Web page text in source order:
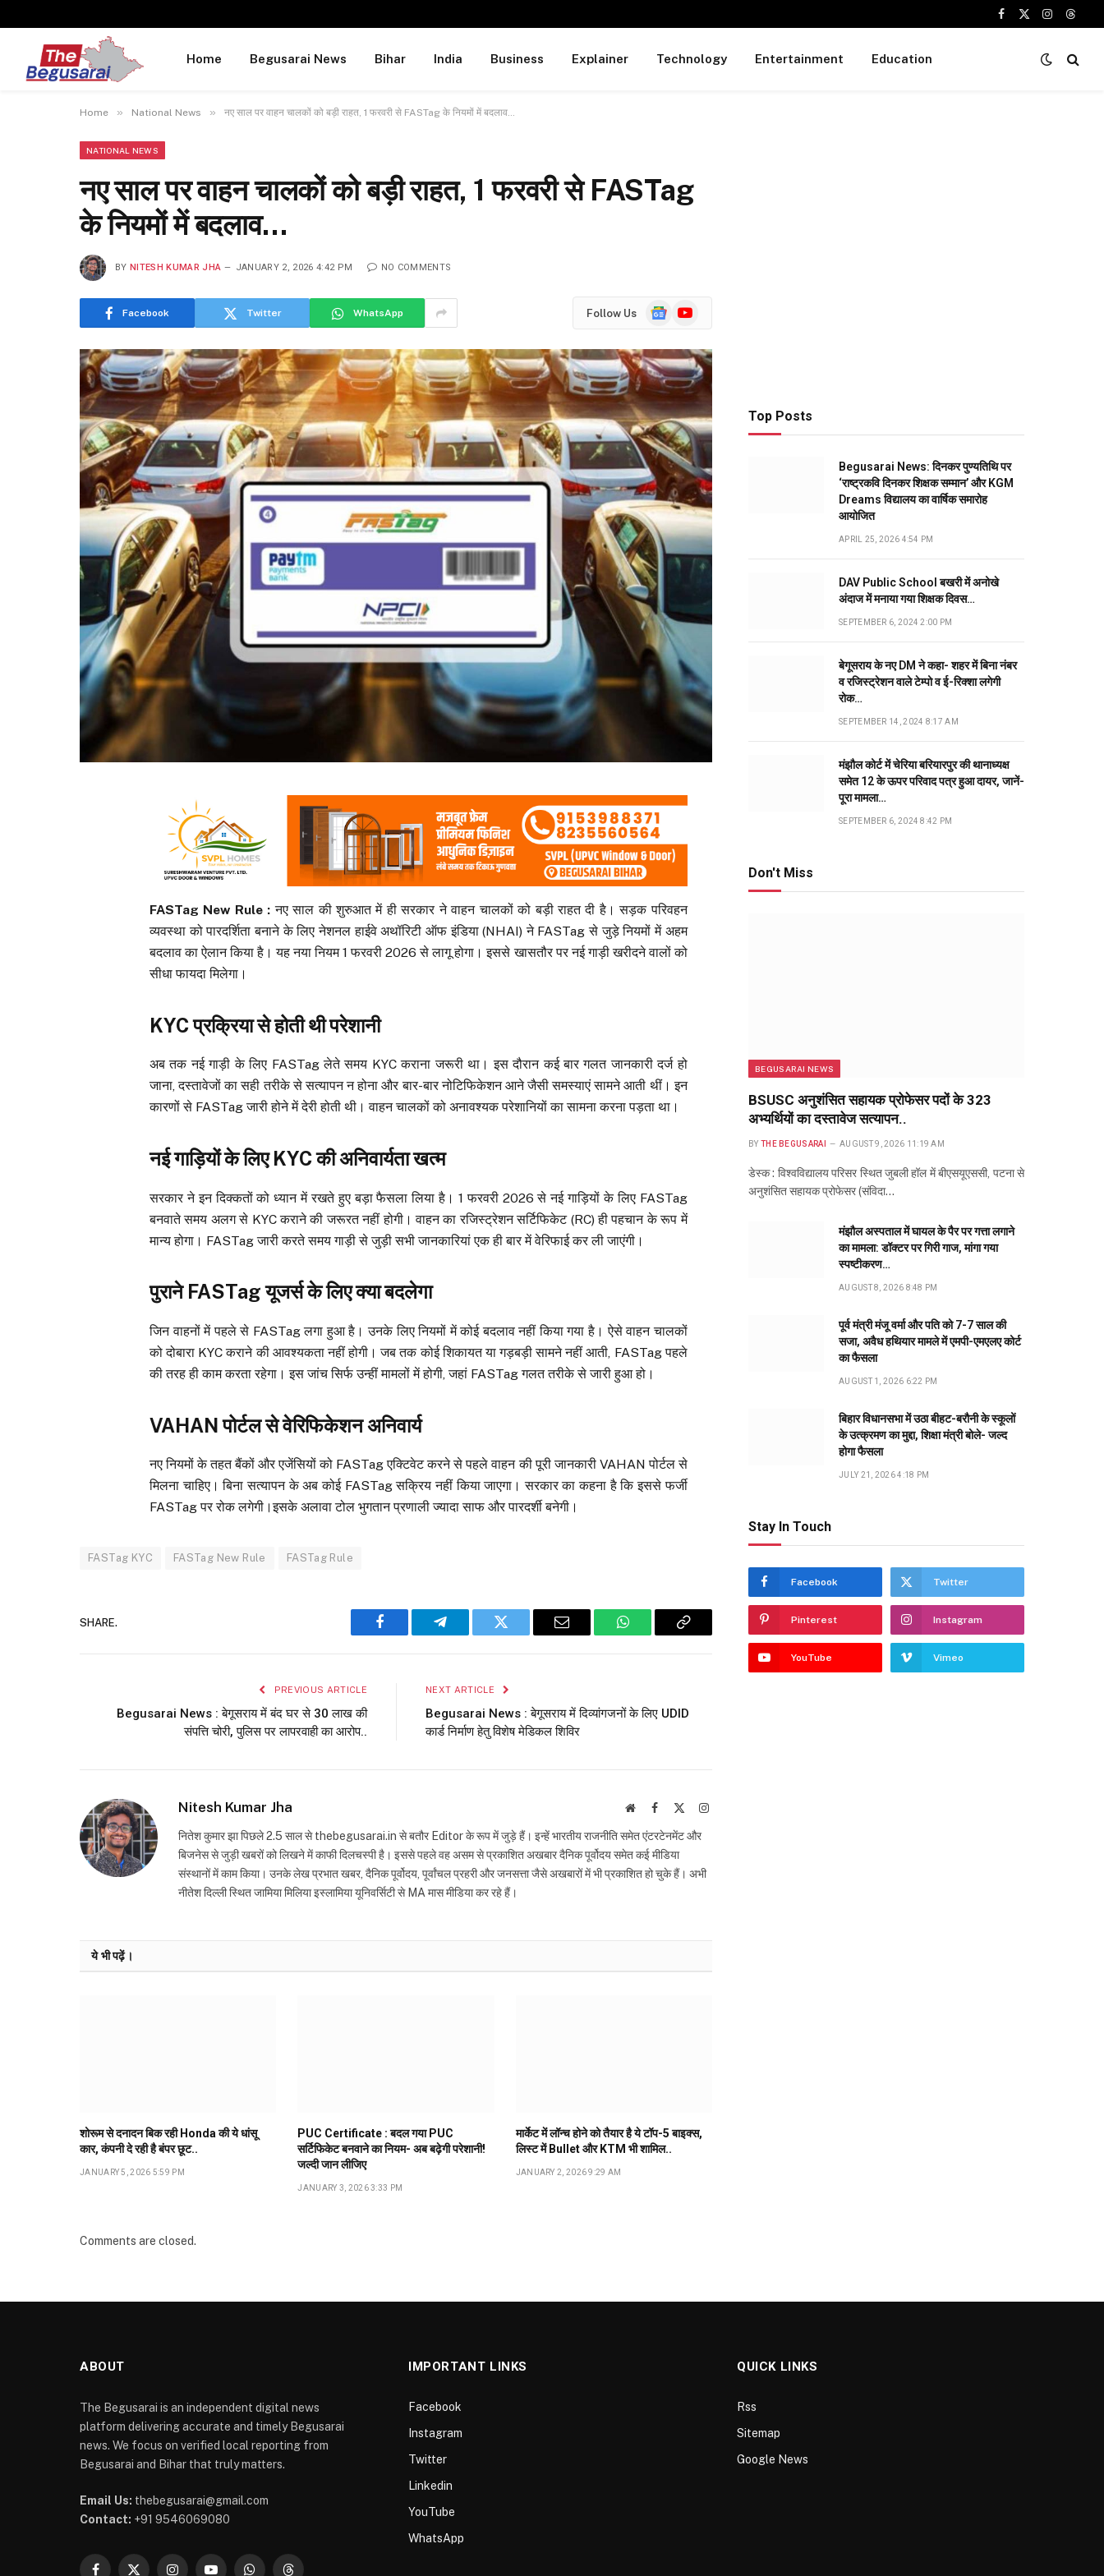
Facebook
X
Instagram
Home Begusarai News Bihar India Business Explainer Technology Entertainment Education
Home » National News » नए साल पर वाहन चालकों को बड़ी राहत, 1 फरवरी से FASTag के नियमों में बदलाव…
NATIONAL NEWS
नए साल पर वाहन चालकों को बड़ी राहत, 1 फरवरी से FASTag
के नियमों में बदलाव…
BY NITESH KUMAR JHA JANUARY 2, 2026 4:42 PM NO COMMENTS
Facebook Twitter WhatsApp Follow Us
GoogleYouTube
FASTag New Rule :नए साल की शुरुआत में ही सरकार ने वाहन चालकों को बड़ी राहत दी है। सड़क परिवहन
व्यवस्था को पारदर्शिता बनाने के लिए नेशनल हाईवे अथॉरिटी ऑफ इंडिया (NHAI) ने FASTag से जुड़े नियमों में अहम
बदलाव का ऐलान किया है। यह नया नियम 1 फरवरी 2026 से लागू होगा। इससे खासतौर पर नई गाड़ी खरीदने वालों को
सीधा फायदा मिलेगा।
KYC प्रक्रिया से होती थी परेशानी
अब तक नई गाड़ी के लिए FASTag लेते समय KYC कराना जरूरी था। इस दौरान कई बार गलत जानकारी दर्ज हो
जाना, दस्तावेजों का सही तरीके से सत्यापन न होना और बार-बार नोटिफिकेशन आने जैसी समस्याएं सामने आती थीं। इन
कारणों से FASTag जारी होने में देरी होती थी। वाहन चालकों को अनावश्यक परेशानियों का सामना करना पड़ता था।
नई गाड़ियों के लिए KYC की अनिवार्यता खत्म
सरकार ने इन दिक्कतों को ध्यान में रखते हुए बड़ा फैसला लिया है। 1 फरवरी 2026 से नई गाड़ियों के लिए FASTag
बनवाते समय अलग से KYC कराने की जरूरत नहीं होगी। वाहन का रजिस्ट्रेशन सर्टिफिकेट (RC) ही पहचान के रूप में
मान्य होगा। FASTag जारी करते समय गाड़ी से जुड़ी सभी जानकारियां एक ही बार में वेरिफाई कर ली जाएंगी।
पुराने FASTag यूजर्स के लिए क्या बदलेगा
जिन वाहनों में पहले से FASTag लगा हुआ है। उनके लिए नियमों में कोई बदलाव नहीं किया गया है। ऐसे वाहन चालकों
को दोबारा KYC कराने की आवश्यकता नहीं होगी। जब तक कोई शिकायत या गड़बड़ी सामने नहीं आती, FASTag पहले
की तरह ही काम करता रहेगा। इस जांच सिर्फ उन्हीं मामलों में होगी, जहां FASTag गलत तरीके से जारी हुआ हो।
VAHAN पोर्टल से वेरिफिकेशन अनिवार्य
नए नियमों के तहत बैंकों और एजेंसियों को FASTag एक्टिवेट करने से पहले वाहन की पूरी जानकारी VAHAN पोर्टल से
मिलना चाहिए। बिना सत्यापन के अब कोई FASTag सक्रिय नहीं किया जाएगा। सरकार का कहना है कि इससे फर्जी
FASTag पर रोक लगेगी।इसके अलावा टोल भुगतान प्रणाली ज्यादा साफ और पारदर्शी बनेगी।
FASTag KYC FASTag New Rule FASTag Rule
SHARE.
Facebook Telegram Twitter Email WhatsAppCopy
PREVIOUS ARTICLE
Begusarai News : बेगूसराय में बंद घर से 30 लाख की
संपत्ति चोरी, पुलिस पर लापरवाही का आरोप..
NEXT ARTICLE
Begusarai News : बेगूसराय में दिव्यांगजनों के लिए UDID
कार्ड निर्माण हेतु विशेष मेडिकल शिविर
Nitesh Kumar Jha WebsiteFacebook Instagram
नितेश कुमार झा पिछले 2.5 साल से thebegusarai.in से बतौर Editor के रूप में जुड़े हैं। इन्हें भारतीय राजनीति समेत एंटरटेनमेंट और
बिजनेस से जुड़ी खबरों को लिखने में काफी दिलचस्पी है। इससे पहले वह असम से प्रकाशित अखबार दैनिक पूर्वोदय समेत कई मीडिया
संस्थानों में काम किया। उनके लेख प्रभात खबर, दैनिक पूर्वोदय, पूर्वांचल प्रहरी और जनसत्ता जैसे अखबारों में भी प्रकाशित हो चुके हैं। अभी
नीतेश दिल्ली स्थित जामिया मिलिया इस्लामिया यूनिवर्सिटी से MA मास मीडिया कर रहे हैं।
ये भी पढ़ें।
शोरूम से दनादन बिक रही Honda की ये धांसू
कार, कंपनी दे रही है बंपर छूट..
JANUARY 5, 2026 5:59 PM
PUC Certificate : बदल गया PUC
सर्टिफिकेट बनवाने का नियम- अब बढ़ेगी परेशानी!
जल्दी जान लीजिए
JANUARY 3, 2026 3:33 PM
मार्केट में लॉन्च होने को तैयार है ये टॉप-5 बाइक्स,
लिस्ट में Bullet और KTM भी शामिल..
JANUARY 2, 2026 9:29 AM
Comments are closed.
Top Posts
Begusarai News: दिनकर पुण्यतिथि पर
‘राष्ट्रकवि दिनकर शिक्षक सम्मान’ और KGM
Dreams विद्यालय का वार्षिक समारोह
आयोजित
APRIL 25, 2026 4:54 PM
DAV Public School बखरी में अनोखे
अंदाज में मनाया गया शिक्षक दिवस…
SEPTEMBER 6, 2024 2:00 PM
बेगूसराय के नए DM ने कहा- शहर में बिना नंबर
व रजिस्ट्रेशन वाले टेम्पो व ई-रिक्शा लगेगी
रोक…
SEPTEMBER 14, 2024 8:17 AM
मंझौल कोर्ट में चेरिया बरियारपुर की थानाध्यक्ष
समेत 12 के ऊपर परिवाद पत्र हुआ दायर, जानें-
पूरा मामला…
SEPTEMBER 6, 2024 8:42 PM
Don't Miss
BEGUSARAI NEWS
BSUSC अनुशंसित सहायक प्रोफेसर पदों के 323
अभ्यर्थियों का दस्तावेज सत्यापन..
BY THE BEGUSARAI AUGUST 9, 2026 11:19 AM
डेस्क : विश्वविद्यालय परिसर स्थित जुबली हॉल में बीएसयूएससी, पटना से
अनुशंसित सहायक प्रोफेसर (संविदा…
मंझौल अस्पताल में घायल के पैर पर गत्ता लगाने
का मामला: डॉक्टर पर गिरी गाज, मांगा गया
स्पष्टीकरण…
AUGUST 8, 2026 8:48 PM
पूर्व मंत्री मंजू वर्मा और पति को 7-7 साल की
सजा, अवैध हथियार मामले में एमपी-एमएलए कोर्ट
का फैसला
AUGUST 1, 2026 6:22 PM
बिहार विधानसभा में उठा बीहट-बरौनी के स्कूलों
के उत्क्रमण का मुद्दा, शिक्षा मंत्री बोले- जल्द
होगा फैसला
JULY 21, 2026 4:18 PM
Stay In Touch
Facebook Twitter
Pinterest Instagram
YouTube Vimeo
ABOUT
The Begusarai is an independent digital news
platform delivering accurate and timely Begusarai
news. We focus on verified local reporting from
Begusarai and Bihar that truly matters.
Email Us: thebegusarai@gmail.com
Contact: +91 9546069080
IMPORTANT LINKS
Facebook
Instagram
Twitter
Linkedin
YouTube
WhatsApp
QUICK LINKS
Rss
Sitemap
Google News